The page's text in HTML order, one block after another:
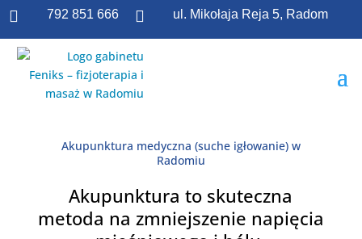
 792 851 666  ul. Mikołaja Reja 5, Radom
Akupunktura medyczna (suche igłowanie) w
Radomiu
Akupunktura to skuteczna
metoda na zmniejszenie napięcia